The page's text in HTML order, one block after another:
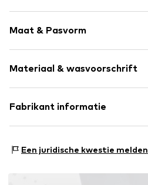
Jersey
Ronde hals
Gevoerde zoom/rand
Voelt zacht aan
Maat & Pasvorm
Lengte: Normale lengte
Pasvorm: Normale pasvorm
Materiaal & wasvoorschrift
Materiaal: 100% Katoen
Fabrikant informatie
3851 ST Ermelo
Een juridische kwestie melden